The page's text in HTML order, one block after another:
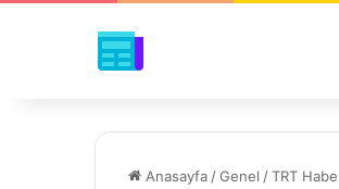
Anasayfa /Genel /TRT